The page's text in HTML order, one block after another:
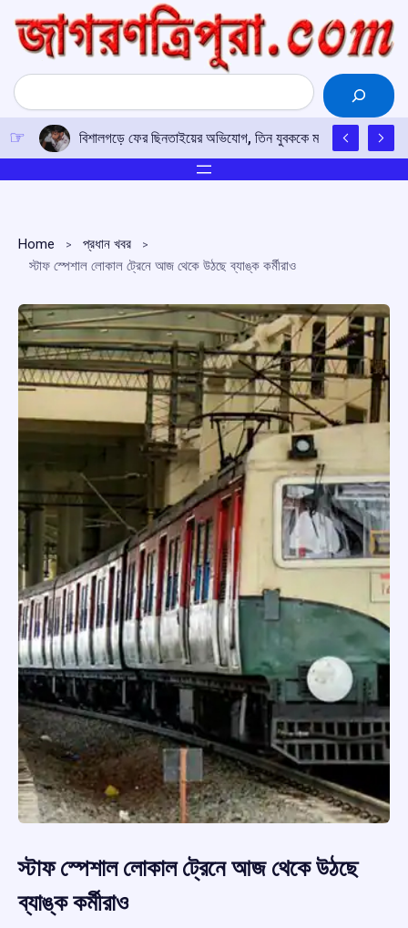
content
Search
বিশালগড়ে ফের ছিনতাইয়ের অভিযোগ, তিন যুবককে মারধরের পর নগদ
Home
প্রধান খবর
স্টাফ স্পেশাল লোকাল ট্রেনে আজ থেকে উঠছে ব্যাঙ্ক কর্মীরাও
স্টাফ স্পেশাল লোকাল ট্রেনে আজ থেকে উঠছে
ব্যাঙ্ক কর্মীরাও